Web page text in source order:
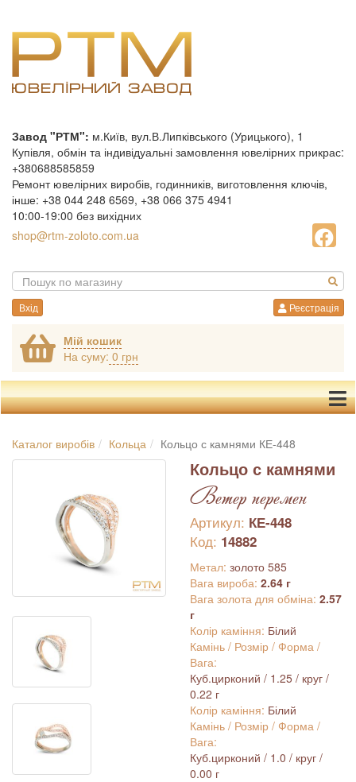
Завод "РТМ": м.Київ, вул.В.Липківського (Урицького), 1
Купівля, обмін та індивідуальні замовлення ювелірних прикрас:
+380688585859
Ремонт ювелірних виробів, годинників, виготовлення ключів,
інше: +38 044 248 6569, +38 066 375 4941
10:00-19:00 без вихідних
shop@rtm-zoloto.com.ua
Вхід Реєстрація
Мій кошик
На суму: 0 грн
Каталог виробів Кольца Кольцо с камнями КЕ-448
Кольцо с камнями
Ветер перемен
Артикул: КЕ-448
Код: 14882
Метал: золото 585
Вага вироба: 2.64 г
Вага золота для обміна: 2.57
г
Колір каміння: Білий
Камінь / Розмір / Форма /
Вага:
Куб.цирконий / 1.25 / круг /
0.22 г
Колір каміння: Білий
Камінь / Розмір / Форма /
Вага:
Куб.цирконий / 1.0 / круг /
0.00 г